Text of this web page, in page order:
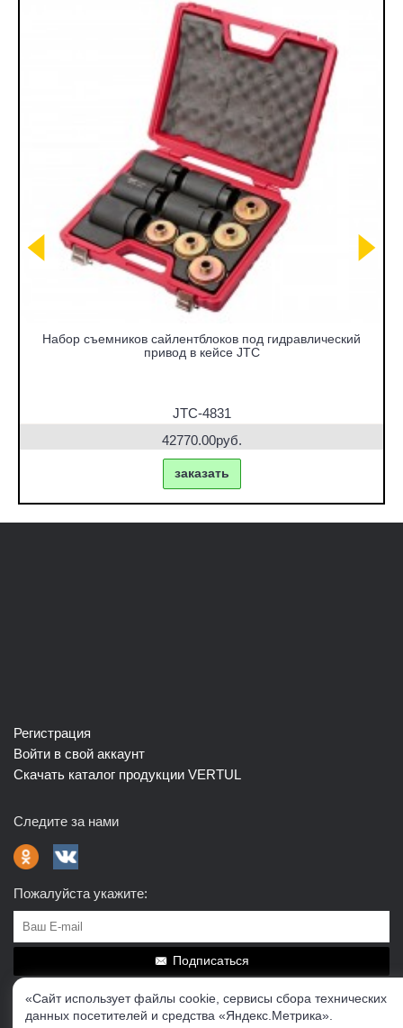
Набор съемников сайлентблоков под гидравлический
привод в кейсе JTC
JTC-4831
42770.00руб.
заказать
Регистрация
Войти в свой аккаунт
Скачать каталог продукции VERTUL
Следите за нами
Пожалуйста укажите:
Подписаться
О нас Доставка Контакты
Публичная офферта
«Сайт использует файлы cookie, сервисы сбора технических
данных посетителей и средства «Яндекс.Метрика».